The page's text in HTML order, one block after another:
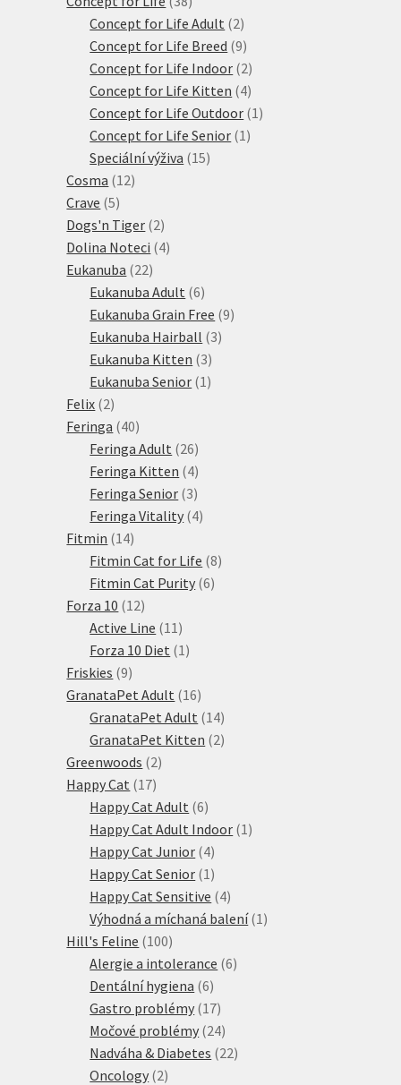
produktů
Concept for Life Adult 22
produkty
Concept for Life Breed 99
produktů
Concept for Life Indoor 22
produkty
Concept for Life Kitten 44
produkty
Concept for Life Outdoor 1 1
Concept for Life Senior 1 1
Speciální výživa 1515
Cosma 1212
Crave 55
produktů
Dogs'n Tiger 22
produkty
Dolina Noteci 44
Eukanuba 2222
produktů
Eukanuba Adult 66
produktů
Eukanuba Grain Free 99
Eukanuba Hairball 33
Eukanuba Kitten 33
produkty
Eukanuba Senior 1 1
Felix 22
produkty
Feringa 4040
produktů
Feringa Adult 2626
produktů
Feringa Kitten 44
produkty
Feringa Senior 33
produkty
Feringa Vitality 44
Fitmin 1414
produktů
Fitmin Cat for Life 88
Fitmin Cat Purity 66
Forza 10 1212
produktů
Active Line 11 11
produktů
Forza 10 Diet 1 1
Friskies 99
produktů
GranataPet Adult 1616
produktů
GranataPet Adult 1414
produktů
GranataPet Kitten 22
Greenwoods 22
Happy Cat 1717
produktů
Happy Cat Adult 66
produktů
Happy Cat Adult Indoor 1 1
Happy Cat Junior 44
produkty
Happy Cat Senior 1 1
produkt
Happy Cat Sensitive 44
produkty
Výhodná a míchaná balení 1 1
Hill's Feline 100100
produktů
Alergie a intolerance 66
Dentální hygiena 66
produktů
Gastro problémy 1717
produktů
Močové problémy 2424
produktů
Nadváha & Diabetes 2222
Oncology 22